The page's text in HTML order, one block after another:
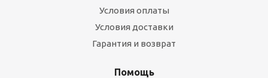
Условия оплаты
Условия доставки
Гарантия и возврат
Помощь